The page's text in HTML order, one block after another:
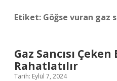
Etiket: Göğse vuran gaz
Gaz Sancısı
Rahatlatılır
Tarih: Eylül 7, 2024